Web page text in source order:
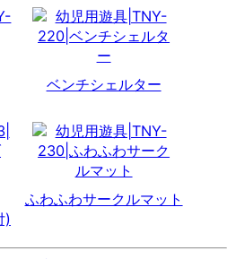
ベンチシェルター
)
ふわふわサークルマット